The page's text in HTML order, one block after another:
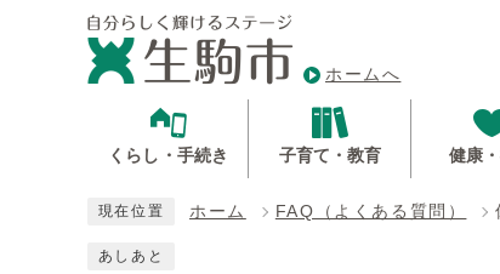
ホームへ
くらし・手続き 子育て・教育 健康
現在位置 ホーム FAQ（よくある質問）
あしあと